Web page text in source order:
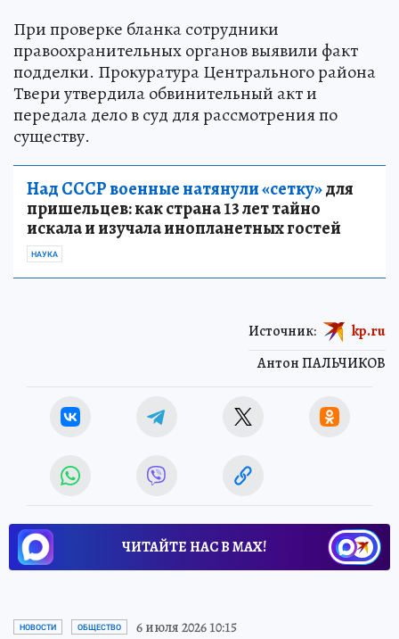
При проверке бланка сотрудники
правоохранительных органов выявили факт
подделки. Прокуратура Центрального района
Твери утвердила обвинительный акт и
передала дело в суд для рассмотрения по
существу.
Над СССР военные натянули «сетку»для
пришельцев: как страна 13 лет тайно
искала и изучала инопланетных гостей
НАУКА
Антон ПАЛЬЧИКОВ
Источник: kp.ru
ЧИТАЙТЕ НАС В МАХ!
НОВОСТИ ОБЩЕСТВО 6 июля 2026 10:15